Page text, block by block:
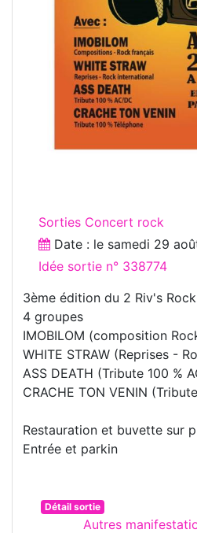
Sorties Concert rock
Date : le samedi 29
Idée sortie n° 338774
3ème édition du 2 Riv's
4 groupes
IMOBILOM (composition
WHITE STRAW (Reprises -
ASS DEATH (Tribute 100 %
CRACHE TON VENIN
Restauration et buvette sur
Entrée et parkin
Détail sortie
Autres